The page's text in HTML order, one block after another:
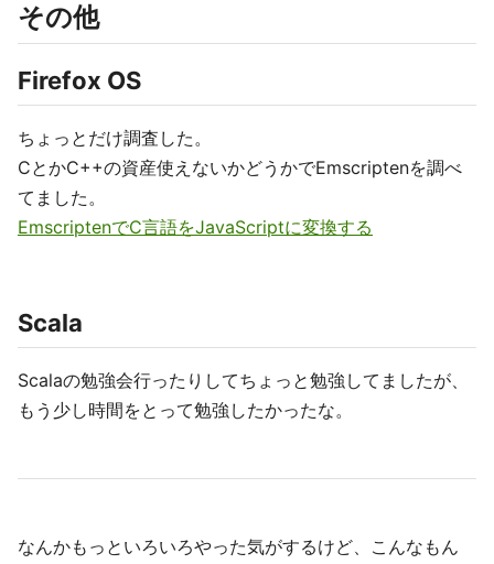
その他
Firefox OS
ちょっとだけ調査した。
CとかC++の資産使えないかどうかでEmscriptenを調べ
てました。
EmscriptenでC言語をJavaScriptに変換する
Scala
Scalaの勉強会行ったりしてちょっと勉強してましたが、
もう少し時間をとって勉強したかったな。
なんかもっといろいろやった気がするけど、こんなもん